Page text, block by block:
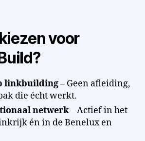
voor
linkbuilding– Geen afleiding,
die écht werkt.
netwerk– Actief in het
én in de Benelux en